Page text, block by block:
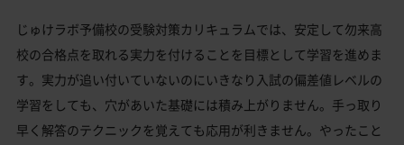
じゅけラボ予備校の受験対策カリキュラムでは、安定して勿来高
校の合格点を取れる実力を付けることを目標として学習を進めま
す。実力が追い付いていないのにいきなり入試の偏差値レベルの
学習をしても、穴があいた基礎には積み上がりません。手っ取り
早く解答のテクニックを覚えても応用が利きません。やったこと